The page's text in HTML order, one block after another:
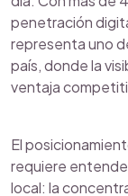
penetración
representa uno
país, donde la
ventaja
El
requiere
local: la